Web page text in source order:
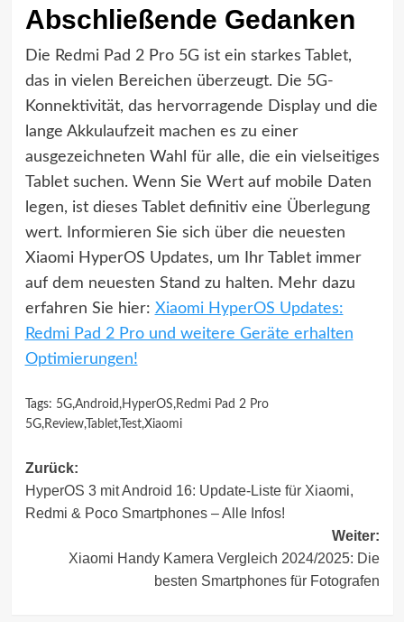
Abschließende Gedanken
Die Redmi Pad 2 Pro 5G ist ein starkes Tablet,
das in vielen Bereichen überzeugt. Die 5G-
Konnektivität, das hervorragende Display und die
lange Akkulaufzeit machen es zu einer
ausgezeichneten Wahl für alle, die ein vielseitiges
Tablet suchen. Wenn Sie Wert auf mobile Daten
legen, ist dieses Tablet definitiv eine Überlegung
wert. Informieren Sie sich über die neuesten
Xiaomi HyperOS Updates, um Ihr Tablet immer
auf dem neuesten Stand zu halten. Mehr dazu
erfahren Sie hier: Xiaomi HyperOS Updates:
Redmi Pad 2 Pro und weitere Geräte erhalten
Optimierungen!
Tags: 5G,Android ,HyperOS,Redmi Pad 2 Pro
5G,Review,Tablet,Test,Xiaomi
Beitragsnavigation
Zurück:
HyperOS 3 mit Android 16: Update-Liste für Xiaomi,
Redmi & Poco Smartphones – Alle Infos!
Weiter:
Xiaomi Handy Kamera Vergleich 2024/2025: Die
besten Smartphones für Fotografen